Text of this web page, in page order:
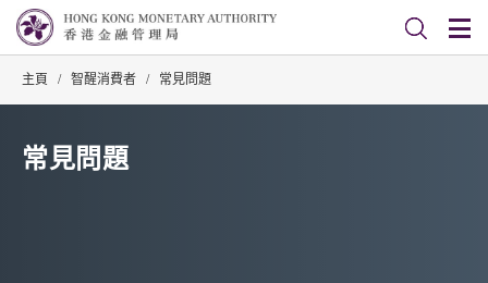
主頁 / 智醒消費者 / 常見問題
常見問題